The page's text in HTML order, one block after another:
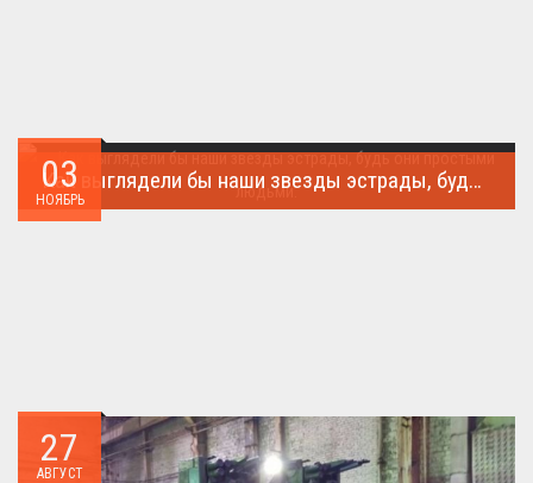
03
НОЯБРЬ
Как выглядели бы наши звезды эстрады, будь они простыми людьми.
27
АВГУСТ